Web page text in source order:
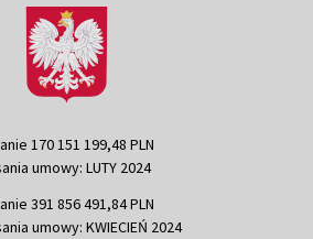
170 151 199,48 PLN
umowy: LUTY 2024
391 856 491,84 PLN
umowy: KWIECIEŃ 2024